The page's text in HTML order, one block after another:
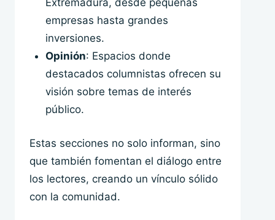
Extremadura, desde pequeñas
empresas hasta grandes
inversiones.
Opinión: Espacios donde
destacados columnistas ofrecen su
visión sobre temas de interés
público.
Estas secciones no solo informan, sino
que también fomentan el diálogo entre
los lectores, creando un vínculo sólido
con la comunidad.